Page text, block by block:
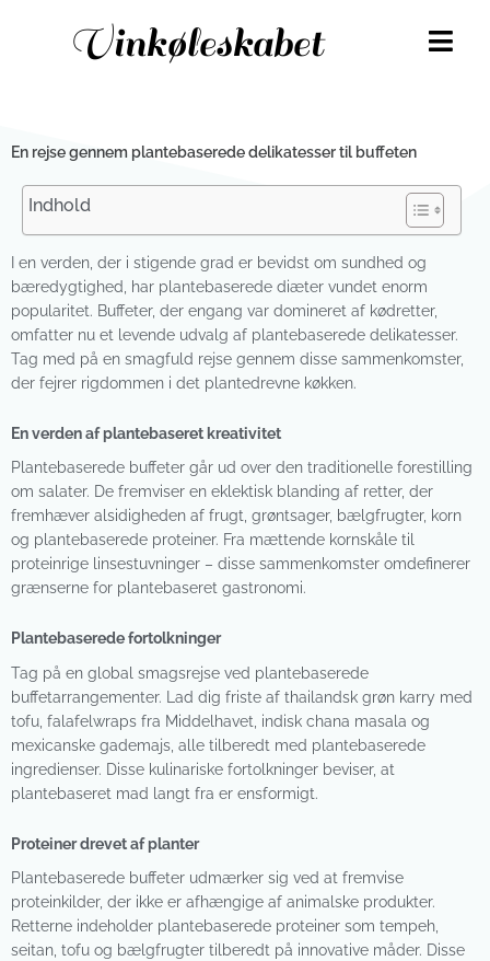
Vinkøleskabet
En rejse gennem plantebaserede delikatesser til buffeten
Indhold
I en verden, der i stigende grad er bevidst om sundhed og
bæredygtighed, har plantebaserede diæter vundet enorm
popularitet. Buffeter, der engang var domineret af kødretter,
omfatter nu et levende udvalg af plantebaserede delikatesser.
Tag med på en smagfuld rejse gennem disse sammenkomster,
der fejrer rigdommen i det plantedrevne køkken.
En verden af plantebaseret kreativitet
Plantebaserede buffeter går ud over den traditionelle forestilling
om salater. De fremviser en eklektisk blanding af retter, der
fremhæver alsidigheden af frugt, grøntsager, bælgfrugter, korn
og plantebaserede proteiner. Fra mættende kornskåle til
proteinrige linsestuvninger – disse sammenkomster omdefinerer
grænserne for plantebaseret gastronomi.
Plantebaserede fortolkninger
Tag på en global smagsrejse ved plantebaserede
buffetarrangementer. Lad dig friste af thailandsk grøn karry med
tofu, falafelwraps fra Middelhavet, indisk chana masala og
mexicanske gademajs, alle tilberedt med plantebaserede
ingredienser. Disse kulinariske fortolkninger beviser, at
plantebaseret mad langt fra er ensformigt.
Proteiner drevet af planter
Plantebaserede buffeter udmærker sig ved at fremvise
proteinkilder, der ikke er afhængige af animalske produkter.
Retterne indeholder plantebaserede proteiner som tempeh,
seitan, tofu og bælgfrugter tilberedt på innovative måder. Disse